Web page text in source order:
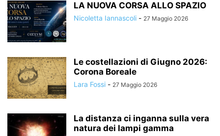
LA NUOVA CORSA ALLO SPAZIO
Nicoletta Iannascoli - 27 Maggio 2026
Le costellazioni di Giugno 2026:
Corona Boreale
Lara Fossi - 27 Maggio 2026
La distanza ci inganna sulla vera
natura dei lampi gamma